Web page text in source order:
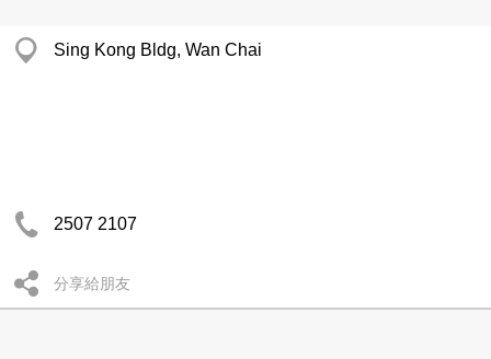
Sing Kong Bldg, Wan Chai
2507 2107
分享給朋友